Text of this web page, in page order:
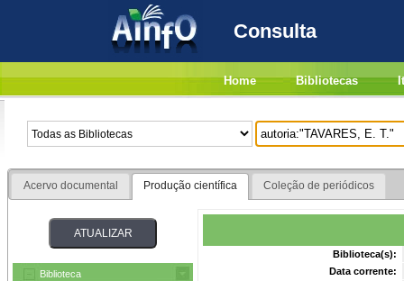
Consulta
Home Bibliotecas
Acervo documental Produção científica Coleção de periódicos
Biblioteca
Biblioteca(s):
Data corrente: